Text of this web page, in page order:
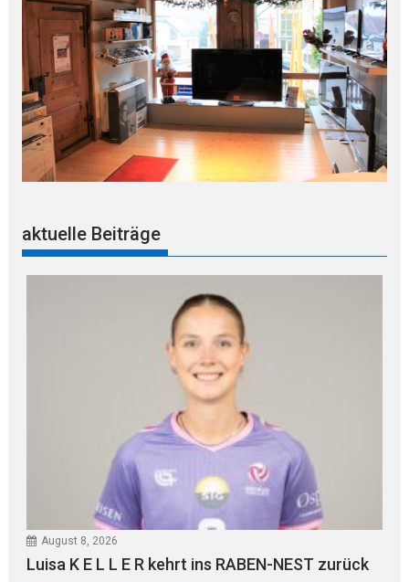
aktuelle Beiträge
August 8, 2026
Luisa K E L L E R kehrt ins RABEN-NEST zurück